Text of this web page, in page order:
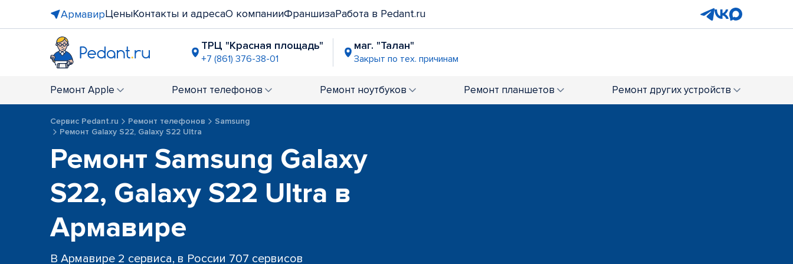
АрмавирЦеныКонтакты и адресаО компанииФраншизаРабота в Pedant.ru
ТРЦ "Красная площадь"
+7 (861) 376-38-01
маг. "Талан"
Закрыт по тех. причинам
Ремонт Apple Ремонт телефонов Ремонт ноутбуков Ремонт планшетов Ремонт других устройств
Сервис Pedant.ru Ремонт телефонов
Samsung
Ремонт Galaxy S22, Galaxy S22 Ultra
Ремонт Samsung Galaxy
S22, Galaxy S22 Ultra в
Армавире
В Армавире 2 сервиса, в России 707 сервисов